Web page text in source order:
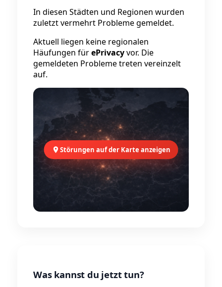
In diesen Städten und Regionen wurden
zuletzt vermehrt Probleme gemeldet.
Aktuell liegen keine regionalen
Häufungen fürePrivacyvor. Die
gemeldeten Probleme treten vereinzelt
auf.
Störungen auf der Karte anzeigen
Was kannst du jetzt tun?